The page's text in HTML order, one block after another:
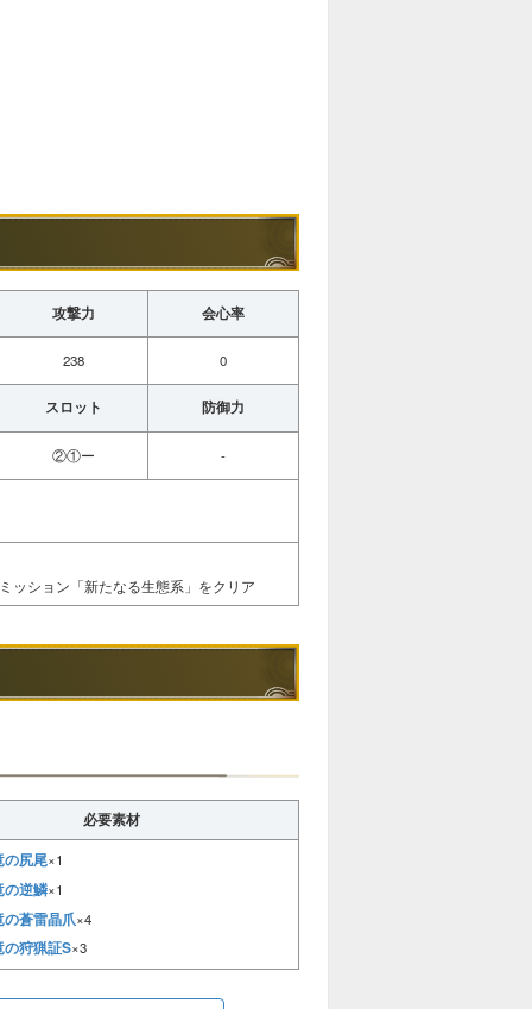
攻撃力 会心率
238 0
スロット 防御力
②①ー -
ッション「新たなる生態系」をクリア
必要素材
の尻尾×1
の逆鱗×1
の蒼雷晶爪×4
の狩猟証S×3